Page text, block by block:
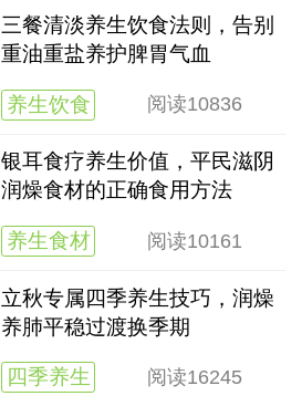
三餐清淡养生饮食法则，告别
重油重盐养护脾胃气血
养生饮食 阅读10836
银耳食疗养生价值，平民滋阴
润燥食材的正确食用方法
养生食材 阅读10161
立秋专属四季养生技巧，润燥
养肺平稳过渡换季期
四季养生 阅读16245